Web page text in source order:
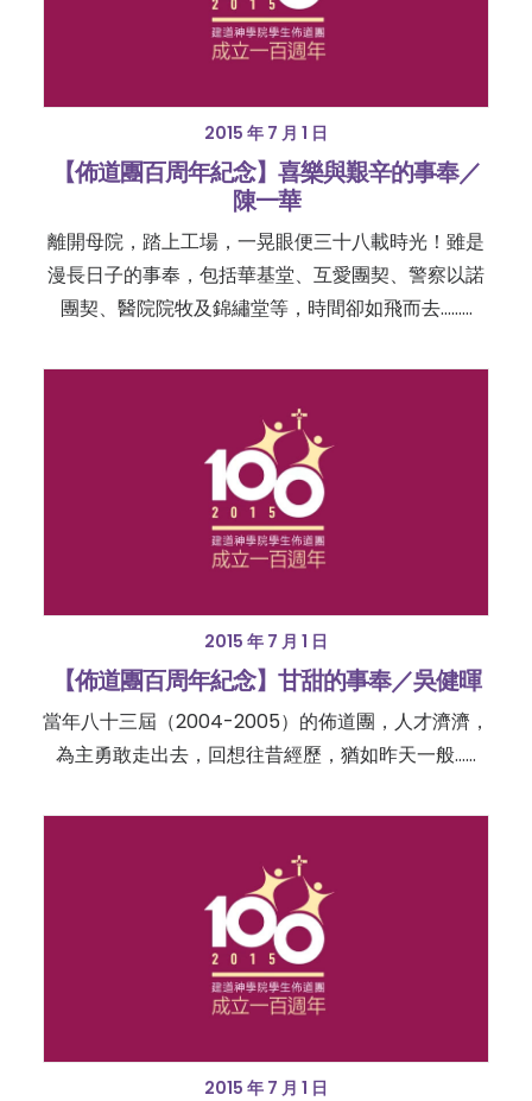
2015 年 7 月 1 日
【佈道團百周年紀念】喜樂與艱辛的事奉／
陳一華
離開母院，踏上工場，一晃眼便三十八載時光！雖是
漫長日子的事奉，包括華基堂、互愛團契、警察以諾
團契、醫院院牧及錦繡堂等，時間卻如飛而去………
2015 年 7 月 1 日
【佈道團百周年紀念】甘甜的事奉／吳健暉
當年八十三屆（2004-2005）的佈道團，人才濟濟，
為主勇敢走出去，回想往昔經歷，猶如昨天一般……
2015 年 7 月 1 日